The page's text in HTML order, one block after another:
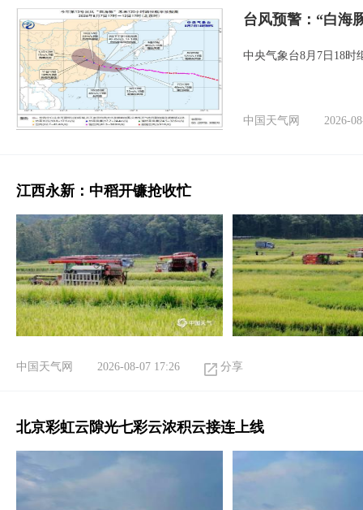
台风预警：“白海
中央气象台8月7日18时
中国天气网 2026-
江西永新：中稻开镰抢收忙
中国天气网 2026-08-07 17:26 分享
北京彩虹云隙光七彩云浓积云接连上线